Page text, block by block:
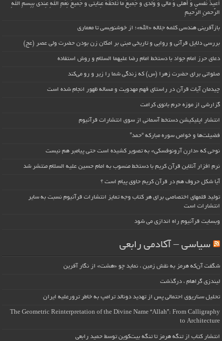
اُعیذُ نَفسی وَ أهلی وَ مالی وَ وُلدی و جَمیعَ ما تَلحَقُهُ عِنایتی و جَمیعَ نِعَمِ اللّهِ عِندی بِبِسمِ اللّهِ
الرَّحمنِ الرَّحیمِ
بازآفرینی هندسی کلمه جلاله «الله»؛ از خوشنویسی تا معماری
بررسی دلایل قرآنی و روایی و تاریخی مبنی بر امکان زن بودن حضرت ولی عصر (عج)
دعای حرز امام جواد با دستخط امام رضا علیهما السلام و روش استفاده
صلواتی برای حضرت زهرا (س) که زندگی شما را زیر و رو می‌کند
چیدمان آیات قرآن در راستای فهم مهدویت و مساله ظهور انجام شده است
گزارشی از موزه حرم بانوی کرامت
انتشار اپلیکیشن دستخط آسمانی از سوی انتشارات قرآنیوم
فضیلت‌ها و خواص سوره مبارکه “حمد”
نوحی که «دارِن آرونوفسکی» به تصویر کشیده است حتی پیامبر هم نیست
نرم افزار آنلاین قرآن کریم با دستخط منسوب به امام حسین علیه السلام منتشر شد
آیا شکل حروف هم در قرآن کریم حاوی پیام است ؟
تولید قلمهای اختصاصی برای هر کتاب وجه تمایز انتشارات قرآنیوم نسبت به سایر
انتشارات است
وبسایت قرآنیوم راه اندازی می شود
سیاسی – آکادمی رابعی
شگفت آن‌که هرمز به نقش زمین ، نماید چو «هشت» از نگار آفرین
لیندزی گراهام ، درگذشت
تحلیل سناریوی احتمالی پس از تهدید دونالد ترامپ به خاطر ترورعلیه ایران
The Geometric Reinterpretation of the Divine Name “Allah”: From Calligraphy
to Architecture
انتشار کتاب از تنگه هرمز تا تنگه بیت‌کوین توسط حمید رابعی